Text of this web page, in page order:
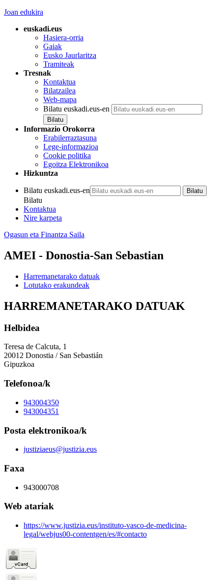
Joan edukira
euskadi.eus
Hasiera-orria
Gaiak
Eusko Jaurlaritza
Tramiteak
Tresnak
Kontaktua
Bilatzailea
Web-mapa
Bilatu euskadi.eus-en
Informazio Orokorra
Erabilerraztasuna
Lege-informazioa
Cookie politika
Egoitza Elektronikoa
Hizkuntza
Bilatu euskadi.eus-en
Bilatu
Kontaktua
Nire karpeta
Ogasun eta Finantza Saila
AMEI - Donostia-San Sebastian
Harremanetarako datuak
Lotutako erakundeak
HARREMANETARAKO DATUAK
Helbidea
Teresa de Calcuta, 1
20012 Donostia / San Sebastián
Gipuzkoa
Telefonoa/k
943004350
943004351
Posta elektronikoa/k
justiziaeus@justizia.eus
Faxa
943000708
Web atariak
https://www.justizia.eus/instituto-vasco-de-medicina-
legal/webjus00-contentgen/es/#contacto